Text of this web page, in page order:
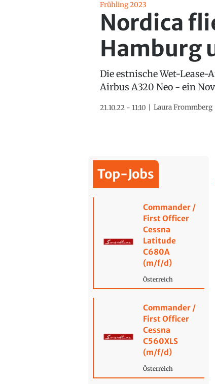
Frühling 2023
Nordica
Hamburg
Die estnische Wet-
Airbus A320 Neo - ein
21.10.22 - 11:10 Laura Frommberg
Top-Jobs
Commander /
First Officer
Cessna
Latitude
C680A
(m/f/d)
Österreich
Commander /
First Officer
Cessna
C560XLS
(m/f/d)
Österreich